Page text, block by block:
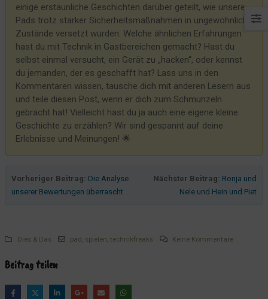
Unsere Azubis: Ronja und Nele
Es gibt zu wenig Raucher
Hier gibt es Kondome!
Papa, findest Du das nicht laut?
Gelebte Nachhaltigkeit
Unseren Willkommensgruß gibt es nun auch für zu Hause!
Ob wir genug Parkplätze haben?
Die Bewerbung zum Koch
Nehmt DAS, Ihr kleinen Weihnachtsmuffel
Nachhaltigkeit und so
Das gekippte Fenster
einige erstaunliche Geschichten darüber geteilt, wie unsere
Pads trotz starker Sicherheitsmaßnahmen in ungewöhnliche
Zustände versetzt wurden. Welche ähnlichen Erfahrungen
hast du mit Technik in Gastbereichen gemacht? Hast du
selbst einmal versucht, ein Gerät zu „hacken“, oder kennst
du jemanden, der es geschafft hat? Lass uns in den
Kommentaren wissen, tausche dich mit anderen Lesern aus
und teile diesen Post, wenn er dich zum Schmunzeln
gebracht hat! Vielleicht hast du ja auch eine eigene kleine
Geschichte zu erzählen? Wir sind gespannt auf deine
Erlebnisse und Meinungen! 🌟
Vorheriger Beitrag: Die Analyse
unserer Bewertungen überrascht
Nächster Beitrag: Ronja und
Nele und Hein und Piet
Dies & Das pad, spielen,technikfreaks Keine Kommentare
Beitrag teilen